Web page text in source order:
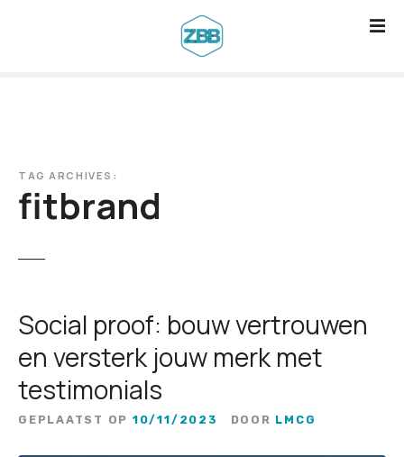
TAG ARCHIVES:
fitbrand
Social proof: bouw vertrouwen
en versterk jouw merk met
testimonials
GEPLAATST OP 10/11/2023 DOOR LMCG